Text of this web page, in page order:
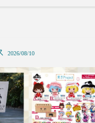
2026/08/10